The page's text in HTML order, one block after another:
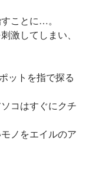
ことに…。
激してしまい、
ットを指で探る
コはすぐにクチ
ノをエイルのア